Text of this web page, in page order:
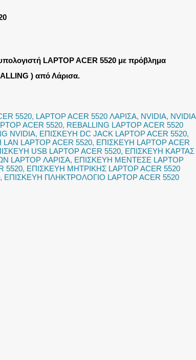
LAPTOP ACER 5520 με πρόβλημα
) από Λάρισα.
5520, LAPTOP ACER 5520 ΛΑΡΙΣΑ, NVIDIA, NVIDIA
ACER 5520, REBALLING LAPTOP ACER 5520
NVIDIA, ΕΠΙΣΚΕΥΗ DC JACK LAPTOP ACER 5520,
LAPTOP ACER 5520, ΕΠΙΣΚΕΥΗ LAPTOP ACER
USB LAPTOP ACER 5520, ΕΠΙΣΚΕΥΗ ΚΑΡΤΑΣ
LAPTOP ΛΑΡΙΣΑ, ΕΠΙΣΚΕΥΗ ΜΕΝΤΕΣΕ LAPTOP
5520, ΕΠΙΣΚΕΥΗ ΜΗΤΡΙΚΗΣ LAPTOP ACER 5520
, ΕΠΙΣΚΕΥΗ ΠΛΗΚΤΡΟΛΟΓΙΟ LAPTOP ACER 5520